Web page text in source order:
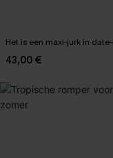
Het is een maxi-jurk in
43,00 €